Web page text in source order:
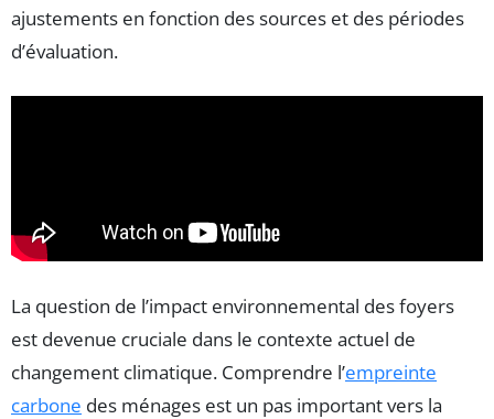
ajustements en fonction des sources et des périodes
d’évaluation.
La question de l’impact environnemental des foyers
est devenue cruciale dans le contexte actuel de
changement climatique. Comprendre l’empreinte
carbone des ménages est un pas important vers la